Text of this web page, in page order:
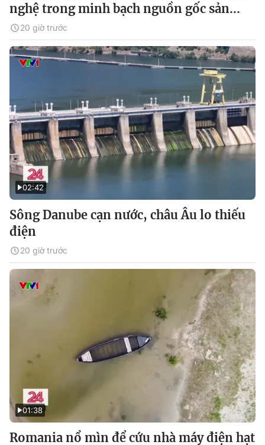
nghệ trong minh bạch nguồn gốc sản...
20 giờ trước
02:42
Sông Danube cạn nước, châu Âu lo thiếu
điện
20 giờ trước
01:38
Romania nổ mìn để cứu nhà máy điện hạt